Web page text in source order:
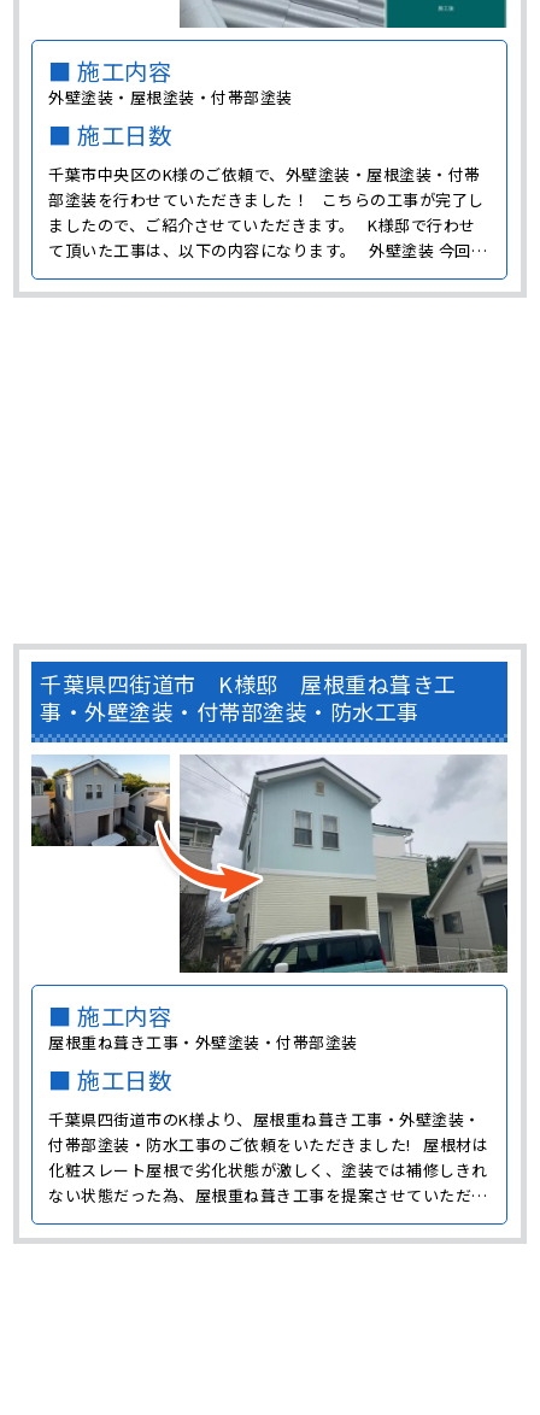
■ 施工内容
外壁塗装・屋根塗装・付帯部塗装
■ 施工日数
千葉市中央区のK様のご依頼で、外壁塗装・屋根塗装・付帯
部塗装を行わせていただきました！ こちらの工事が完了し
ましたので、ご紹介させていただきます。 K様邸で行わせ
て頂いた工事は、以下の内容になります。 外壁塗装 今回の
工事を行うに当たっては、事前に実際のお住まいの写真を元
にしたカラーシミュレーションを提出させて頂きました。
千葉県四街道市 K様邸 屋根重ね葺き工
事・外壁塗装・付帯部塗装・防水工事
■ 施工内容
屋根重ね葺き工事・外壁塗装・付帯部塗装
■ 施工日数
千葉県四街道市のK様より、屋根重ね葺き工事・外壁塗装・
付帯部塗装・防水工事のご依頼をいただきました! 屋根材は
化粧スレート屋根で劣化状態が激しく、塗装では補修しきれ
ない状態だった為、屋根重ね葺き工事を提案させていただき
ました。 屋根重ね葺き工事はカバー工法ともいい、既存の
屋根材の上に新しい屋根材を葺く工事です。 高圧洗浄でお